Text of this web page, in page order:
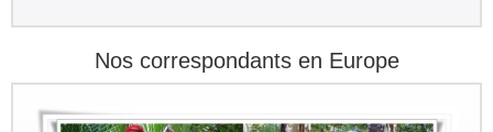
Nos correspondants en Europe